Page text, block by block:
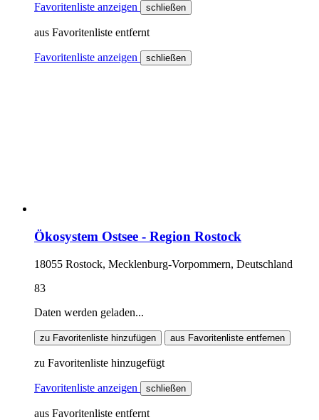
Favoritenliste anzeigen schließen
aus Favoritenliste entfernt
Favoritenliste anzeigen schließen
Ökosystem Ostsee - Region Rostock
18055 Rostock, Mecklenburg-Vorpommern, Deutschland
83
Daten werden geladen...
zu Favoritenliste hinzufügen aus Favoritenliste entfernen
zu Favoritenliste hinzugefügt
Favoritenliste anzeigen schließen
aus Favoritenliste entfernt